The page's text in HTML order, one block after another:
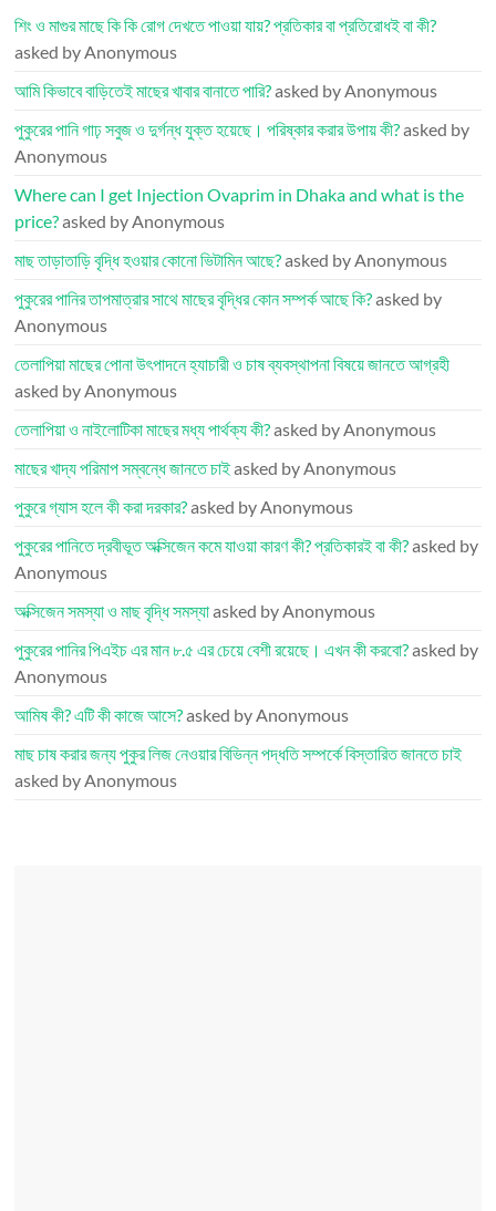
শিং ও মাগুর মাছে কি কি রোগ দেখতে পাওয়া যায়? প্রতিকার বা প্রতিরোধই বা কী?
asked by Anonymous
আমি কিভাবে বাড়িতেই মাছের খাবার বানাতে পারি?asked by Anonymous
পুকুরের পানি গাঢ় সবুজ ও দুর্গন্ধ যুক্ত হয়েছে। পরিষ্কার করার উপায় কী?asked by
Anonymous
Where can I get Injection Ovaprim in Dhaka and what is the
price?asked by Anonymous
মাছ তাড়াতাড়ি বৃদ্ধি হওয়ার কোনো ভিটামিন আছে?asked by Anonymous
পুকুরের পানির তাপমাত্রার সাথে মাছের বৃদ্ধির কোন সম্পর্ক আছে কি?asked by
Anonymous
তেলাপিয়া মাছের পোনা উৎপাদনে হ্যাচারী ও চাষ ব্যবস্থাপনা বিষয়ে জানতে আগ্রহী
asked by Anonymous
তেলাপিয়া ও নাইলোটিকা মাছের মধ্য পার্থক্য কী?asked by Anonymous
মাছের খাদ্য পরিমাপ সম্বন্ধে জানতে চাইasked by Anonymous
পুকুরে গ্যাস হলে কী করা দরকার?asked by Anonymous
পুকুরের পানিতে দ্রবীভূত অক্সিজেন কমে যাওয়া কারণ কী? প্রতিকারই বা কী?asked by
Anonymous
অক্সিজেন সমস্যা ও মাছ বৃদ্ধি সমস্যাasked by Anonymous
পুকুরের পানির পিএইচ এর মান ৮.৫ এর চেয়ে বেশী রয়েছে। এখন কী করবো?asked by
Anonymous
আমিষ কী? এটি কী কাজে আসে?asked by Anonymous
মাছ চাষ করার জন্য পুকুর লিজ নেওয়ার বিভিন্ন পদ্ধতি সম্পর্কে বিস্তারিত জানতে চাই
asked by Anonymous